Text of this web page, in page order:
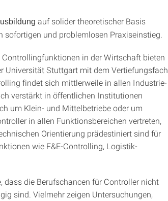
auf solider theoretischer Basis
und problemlosen Praxiseinstieg.
in der Wirtschaft bieten
Universität Stuttgart mit dem Vertiefungsfach
findet sich mittlerweile in allen Industrie-
verstärkt in öffentlichen Institutionen
um Klein- und Mittelbetriebe oder um
in allen Funktionsbereichen vertreten,
Orientierung prädestiniert sind für
wie F&E-Controlling, Logistik-
dass die Berufschancen für Controller nicht
sind. Vielmehr zeigen Untersuchungen,